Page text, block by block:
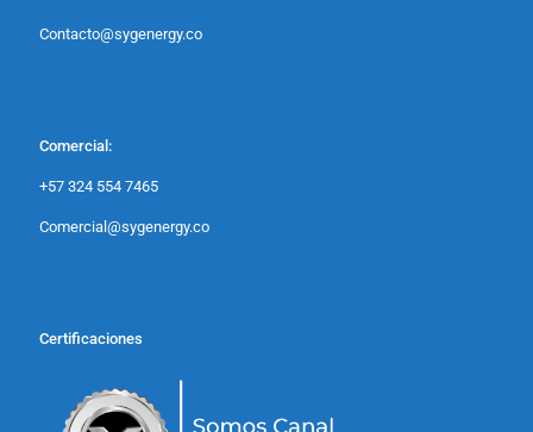
Contacto@sygenergy.co
Comercial:
+57 324 554 7465
Comercial@sygenergy.co
Certificaciones